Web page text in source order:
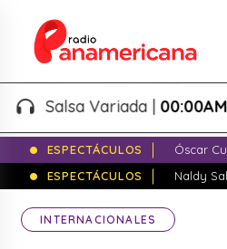
Salsa Variada |00:00AM -
ESPECTÁCULOS
Óscar
ESPECTÁCULOS
Naldy
INTERNACIONALES